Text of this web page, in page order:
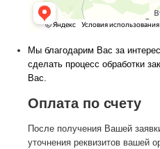
Мы благодарим Вас за
сделать процесс обработки
Вас.
Оплата по счету
После получения Вашей
уточнения реквизитов вашей